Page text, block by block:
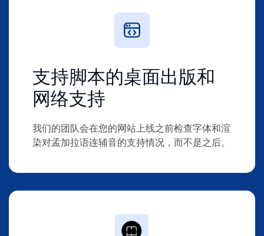
支持脚本的桌面出版和
网络支持
我们的团队会在您的网站上线之前检查字体和渲
染对孟加拉语连辅音的支持情况，而不是之后。